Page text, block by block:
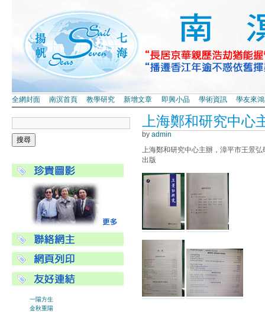
全網封面 南溟首頁 教學研究 新增文章 即興小品 學術資訊 學友來鴻
上海鄭和研究中
by admin
上海鄭和研究中心主辦，漳平市王景
出版
一陽方生
金秋重陽